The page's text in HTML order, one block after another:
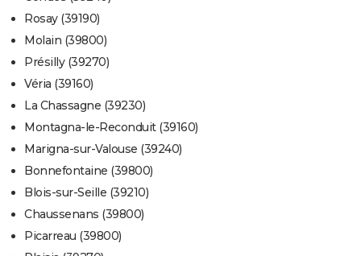
Rosay (39190)
Molain (39800)
Présilly (39270)
Véria (39160)
La Chassagne (39230)
Montagna-le-Reconduit (39160)
Marigna-sur-Valouse (39240)
Bonnefontaine (39800)
Blois-sur-Seille (39210)
Chaussenans (39800)
Picarreau (39800)